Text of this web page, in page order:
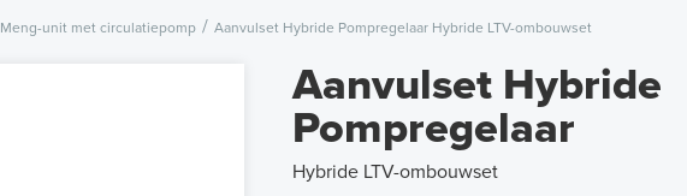
Totaalbedrag (incl. BTW)
Meng-unit met circulatiepomp Aanvulset Hybride Pompregelaar Hybride LTV-ombouwset
Aanvulset Hybride
Pompregelaar
Hybride LTV-ombouwset